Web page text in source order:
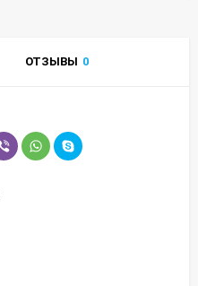
ОТЗЫВЫ 0